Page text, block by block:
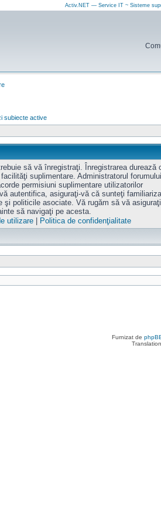
Activ.NET — Service IT ~ Sisteme
subiecte active
să vă înregistraţi. Înregistrarea durează
suplimentare. Administratorul forumului
permisiuni suplimentare utilizatorilor
autentifica, asiguraţi-vă că sunteţi
şi politicile asociate. Vă rugăm să vă
să navigaţi pe acesta.
utilizare
Politica de confidenţialitate
Furnizat de